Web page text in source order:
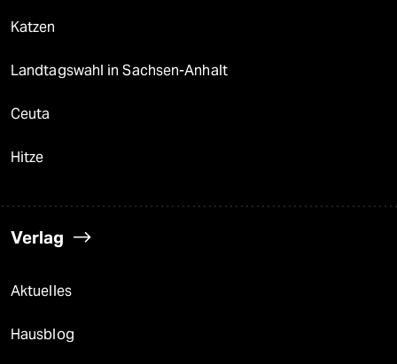
Katzen
Landtagswahl in Sachsen-Anhalt
Ceuta
Hitze
Verlag
Aktuelles
Hausblog